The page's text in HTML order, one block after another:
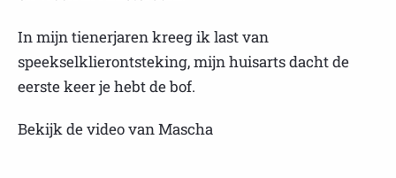
In mijn tienerjaren kreeg ik last van
speekselklierontsteking, mijn huisarts dacht de
eerste keer je hebt de bof.
Bekijk de video van Mascha